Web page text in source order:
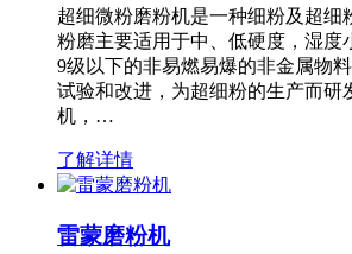
超细微粉磨粉机是一种细粉及超细
粉磨主要适用于中、低硬度，湿度
9级以下的非易燃易爆的非金属物
试验和改进，为超细粉的生产而研
机，…
了解详情
雷蒙磨粉机